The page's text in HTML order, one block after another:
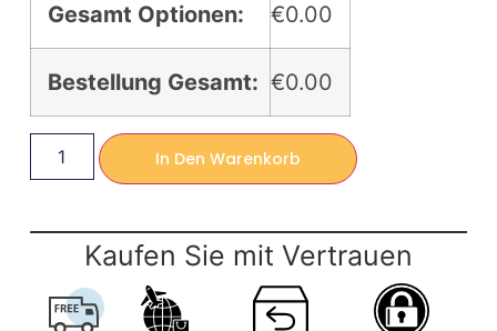
Gesamt Optionen: €0.00
Bestellung Gesamt: €0.00
In Den Warenkorb
Kaufen Sie mit Vertrauen